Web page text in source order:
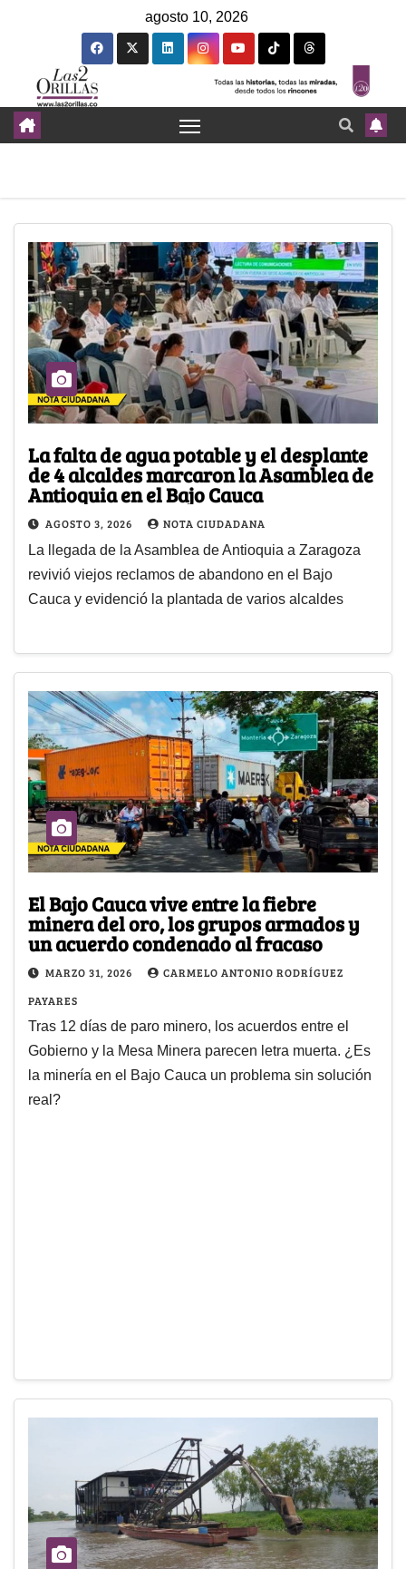
agosto 10, 2026
La falta de agua potable y el desplante
de 4 alcaldes marcaron la Asamblea de
Antioquia en el Bajo Cauca
AGOSTO 3, 2026 NOTA CIUDADANA
La llegada de la Asamblea de Antioquia a Zaragoza
revivió viejos reclamos de abandono en el Bajo
Cauca y evidenció la plantada de varios alcaldes
El Bajo Cauca vive entre la fiebre
minera del oro, los grupos armados y
un acuerdo condenado al fracaso
MARZO 31, 2026
CARMELO ANTONIO RODRÍGUEZ
PAYARES
Tras 12 días de paro minero, los acuerdos entre el
Gobierno y la Mesa Minera parecen letra muerta. ¿Es
la minería en el Bajo Cauca un problema sin solución
real?